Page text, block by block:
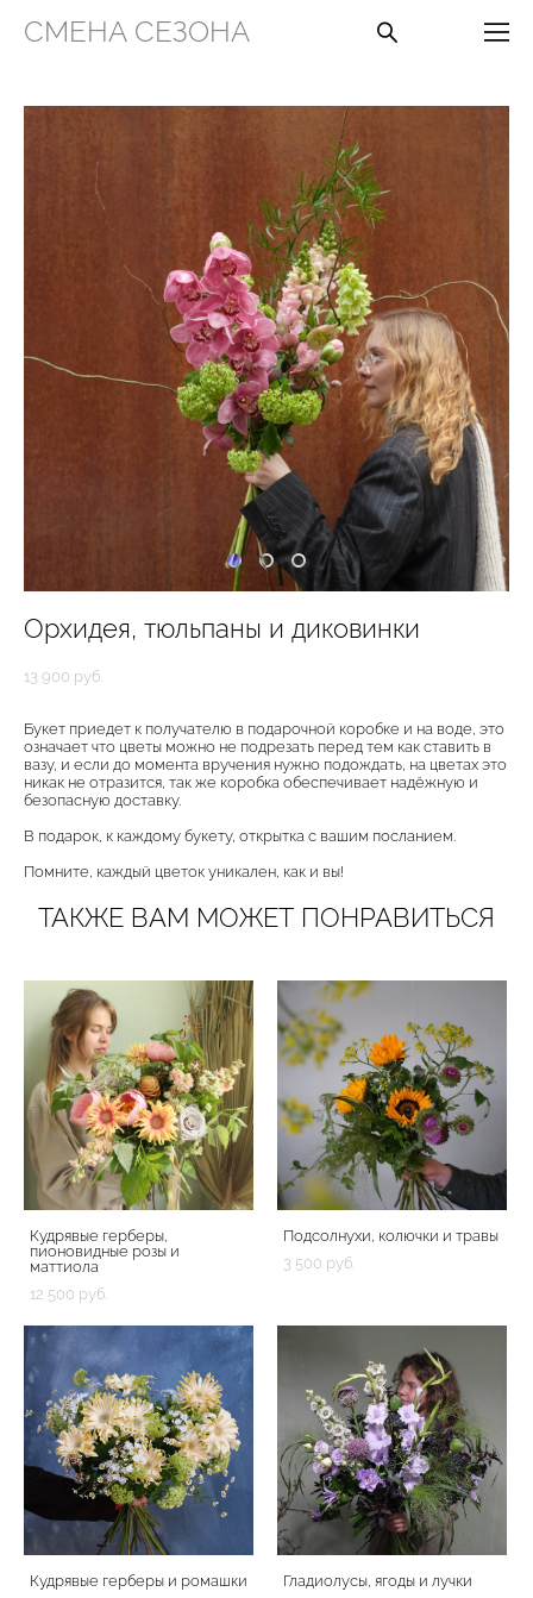
СМЕНА СЕЗОНА
Орхидея, тюльпаны и диковинки
13 900 pуб.
Букет приедет к получателю в подарочной коробке и на воде, это
означает что цветы можно не подрезать перед тем как ставить в
вазу, и если до момента вручения нужно подождать, на цветах это
никак не отразится, так же коробка обеспечивает надёжную и
безопасную доставку.
В подарок, к каждому букету, открытка с вашим посланием.
Помните, каждый цветок уникален, как и вы!
ТАКЖЕ ВАМ МОЖЕТ ПОНРАВИТЬСЯ
Кудрявые герберы,
пионовидные розы и
маттиола
12 500 pуб.
Подсолнухи, колючки и травы
3 500 pуб.
Кудрявые герберы и ромашки
Гладиолусы, ягоды и лучки